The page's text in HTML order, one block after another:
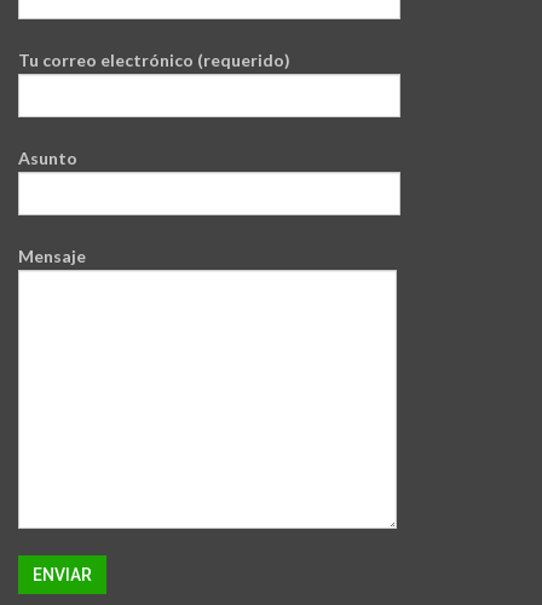
Tu correo electrónico (requerido)
Asunto
Mensaje